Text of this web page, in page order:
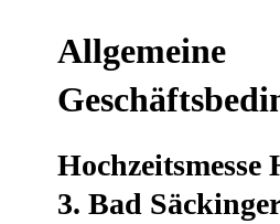
Allgemeine
Hochzeitsmesse
3. Bad Säckinger